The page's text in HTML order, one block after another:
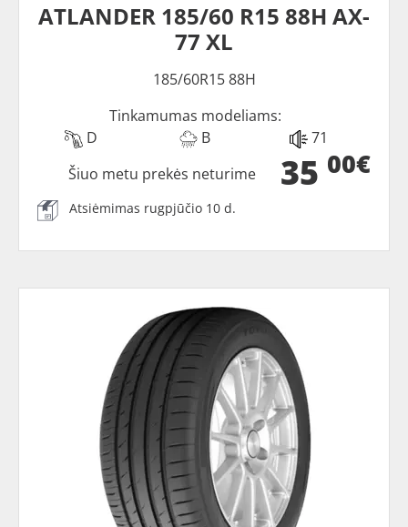
ATLANDER 185/60 R15 88H AX-
77 XL
185/60R15 88H
Tinkamumas modeliams:
D
B 71
35 00€
Šiuo metu prekės neturime
Atsiėmimas rugpjūčio 10 d.